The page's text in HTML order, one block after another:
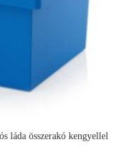
láda összerakó kengyellel